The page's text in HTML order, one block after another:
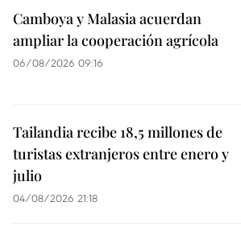
Camboya y Malasia acuerdan
ampliar la cooperación agrícola
06/08/2026 09:16
Tailandia recibe 18,5 millones de
turistas extranjeros entre enero y
julio
04/08/2026 21:18